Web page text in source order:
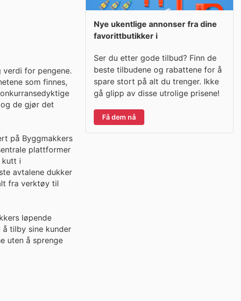
verdi for pengene.
som finnes,
de gjør det
på Byggmakkers
plattformer
kutt i
avtalene dukker
fra verktøy til
løpende
tilby sine kunder
uten å sprenge
Nye ukentlige annonser fra dine
favorittbutikker i
Ser du etter gode tilbud? Finn de
beste tilbudene og rabattene for å
spare stort på alt du trenger. Ikke
gå glipp av disse utrolige prisene!
Få dem nå